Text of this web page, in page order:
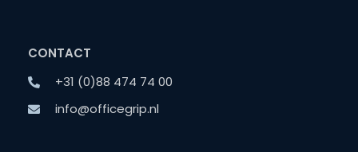
CONTACT
+31 (0)88 474 74 00
info@officegrip.nl